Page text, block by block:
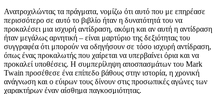
Ανατροχιλώντας τα πράγματα, νομίζω ότι αυτό που με επηρέασε
περισσότερο σε αυτό το βιβλίο ήταν η δυνατότητά του να
προκαλέσει μια ισχυρή αντίδραση, ακόμη και αν αυτή η αντίδραση
ήταν μεγάλως αρνητική – είναι μαρτύριο της δεξιότητας του
συγγραφέα ότι μπορούν να οδηγήσουν σε τόσο ισχυρή αντίδραση,
όπως ένας προκαλωτής που χαίρεται να υπερβαίνει όρια και να
προκαλεί υποθέσεις. Η συμπερίληψη αποσπασμάτων του Mark
Twain προσέθεσε ένα επίπεδο βάθους στην ιστορία, η χρονική
ανάγνωση και ο εύιρων τους δίνουν στις προσωπικές αγώνες των
χαρακτήρων έναν αίσθημα παγκοσμιότητας.